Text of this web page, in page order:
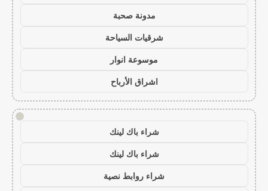
مدونة صحبة
شرقيات السياحة
موسوعة انوار
اشراق الأرباح
!
شراء باك لينك
شراء باك لينك
شراء روابط نصية